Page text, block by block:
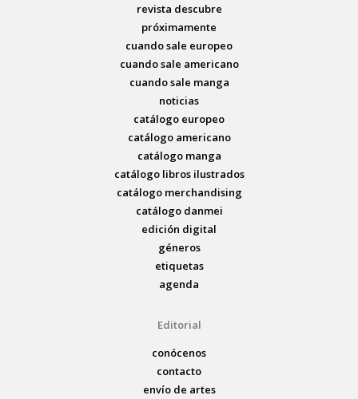
revista descubre
próximamente
cuando sale europeo
cuando sale americano
cuando sale manga
noticias
catálogo europeo
catálogo americano
catálogo manga
catálogo libros ilustrados
catálogo merchandising
catálogo danmei
edición digital
géneros
etiquetas
agenda
Editorial
conócenos
contacto
envío de artes